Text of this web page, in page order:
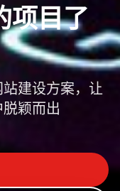
项目了
建设方案，让
颖而出